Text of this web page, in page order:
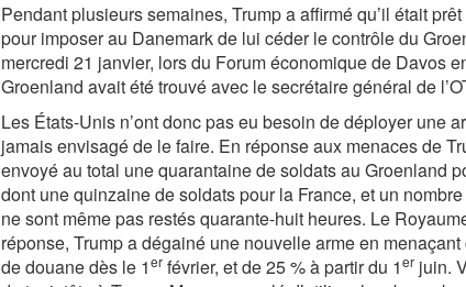
Pendant plusieurs semaines, Trump a affirmé qu’il était
pour imposer au Danemark de lui céder le contrôle du
mercredi 21 janvier, lors du Forum économique de Davos
Groenland avait été trouvé avec le secrétaire général de
Les États-Unis n’ont donc pas eu besoin de déployer une
jamais envisagé de le faire. En réponse aux menaces de
envoyé au total une quarantaine de soldats au Groenland
dont une quinzaine de soldats pour la France, et un
ne sont même pas restés quarante-huit heures. Le
réponse, Trump a dégainé une nouvelle arme en
de douane dès le 1er février, et de 25 % à partir du 1er juin.